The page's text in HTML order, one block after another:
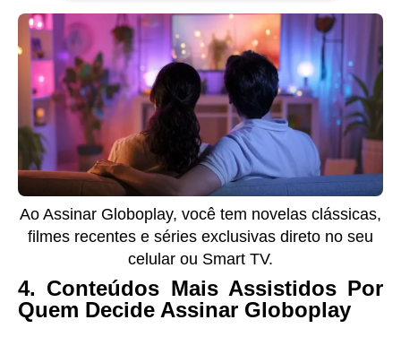
Ao Assinar Globoplay, você tem novelas clássicas,
filmes recentes e séries exclusivas direto no seu
celular ou Smart TV.
4. Conteúdos Mais Assistidos Por
Quem Decide Assinar Globoplay